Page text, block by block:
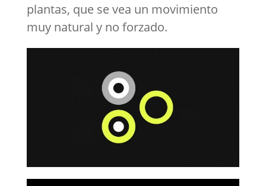
plantas, que se vea un movimiento
muy natural y no forzado.